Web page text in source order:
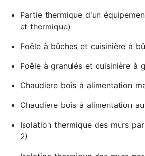
Partie thermique d'un
et thermique)
Poêle à bûches et cuisinière à
Poêle à granulés et cuisinière à
Chaudière bois à alimentation
Chaudière bois à alimentation
Isolation thermique des murs
2)